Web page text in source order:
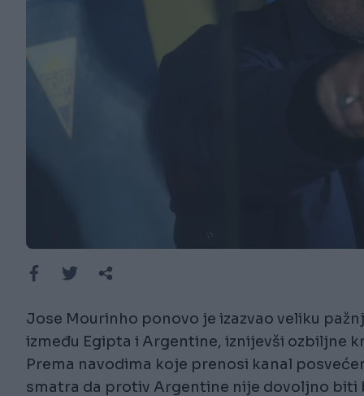
Jose Mourinho ponovo je izazvao veliku
između Egipta i Argentine, iznijevši ozbiljne
Prema navodima koje prenosi kanal
smatra da protiv Argentine nije dovoljno biti